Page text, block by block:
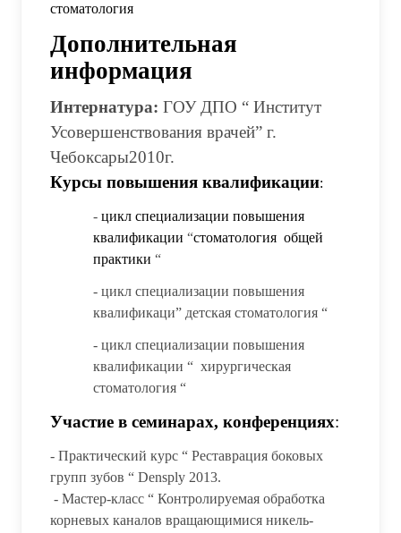
стоматология
Дополнительная
информация
Интернатура: ГОУ ДПО “ Институт
Усовершенствования врачей” г.
Чебоксары2010г.
Курсы повышения квалификации:
- цикл специализации повышения
квалификации “стоматология общей
практики “
- цикл специализации повышения
квалификаци” детская стоматология “
- цикл специализации повышения
квалификации “ хирургическая
стоматология “
Участие в семинарах, конференциях:
- Практический курс “ Реставрация боковых
групп зубов “ Densply 2013.
- Мастер-класс “ Контролируемая обработка
корневых каналов вращающимися никель-